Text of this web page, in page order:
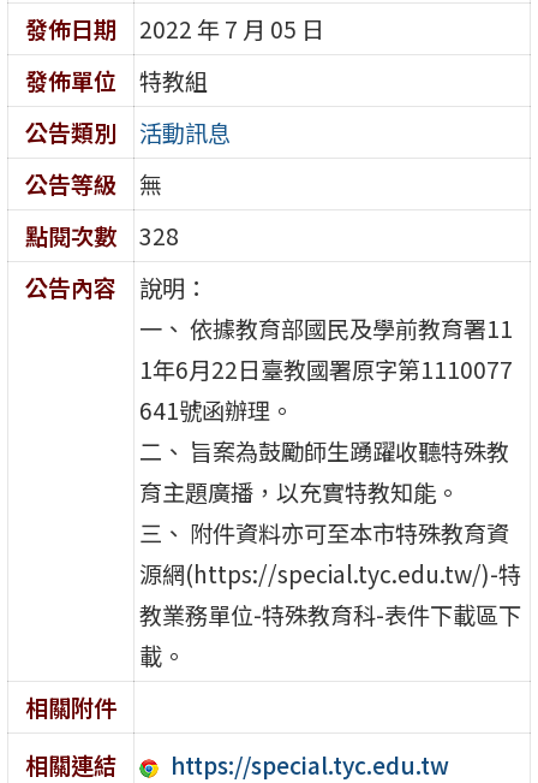
發佈日期
2022 年 7 月 05 日
發佈單位
特教組
公告類別
活動訊息
公告等級
無
點閱次數
328
公告內容
說明：
一、 依據教育部國民及學前教育署11
1年6月22日臺教國署原字第1110077
641號函辦理。
二、 旨案為鼓勵師生踴躍收聽特殊教
育主題廣播，以充實特教知能。
三、 附件資料亦可至本市特殊教育資
源網(https://special.tyc.edu.tw/)-特
教業務單位-特殊教育科-表件下載區下
載。
相關附件
相關連結
https://special.tyc.edu.tw